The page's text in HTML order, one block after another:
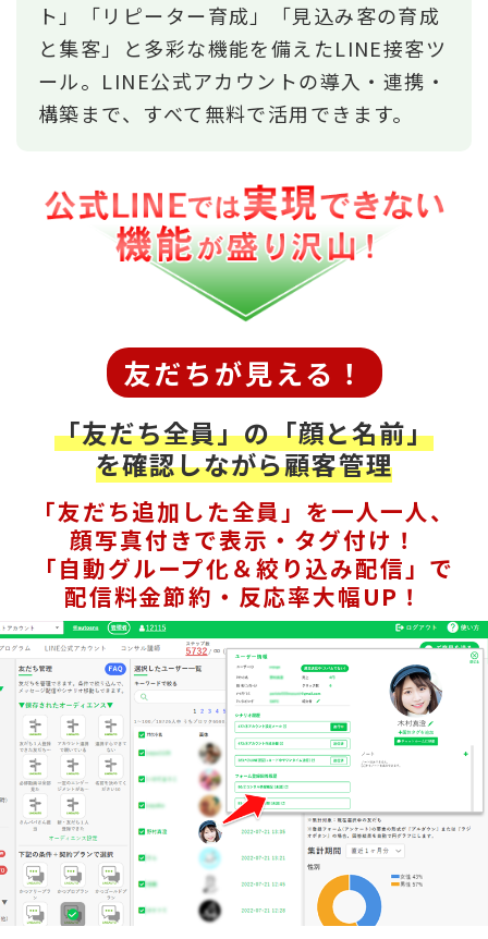
ト」「リピーター育成」「見込み客の育成
と集客」と多彩な機能を備えたLINE接客ツ
ール。LINE公式アカウントの導入・連携・
構築まで、すべて無料で活用できます。
友だちが見える！
「友だち全員」の「顔と名前」
を確認しながら顧客管理
「友だち追加した全員」を一人一人、
顔写真付きで表示・タグ付け！
「自動グループ化＆絞り込み配信」で
配信料金節約・反応率大幅UP！